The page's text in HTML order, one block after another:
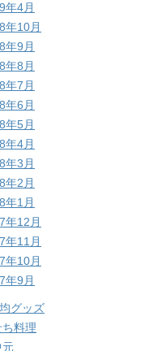
年4月
年10月
年9月
年8月
年7月
年6月
年5月
年4月
年3月
年2月
年1月
年12月
年11月
年10月
年9月
グッズ
ち料理
元